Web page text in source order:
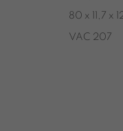
80 x 11,7 x
VAC 207